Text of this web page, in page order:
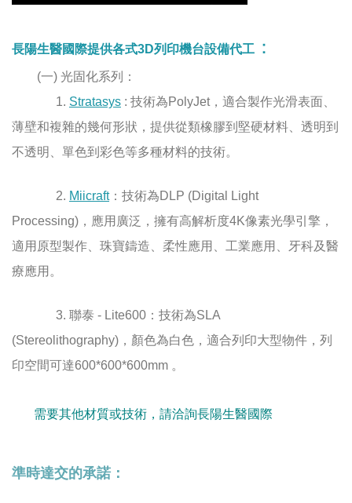
長陽生醫國際提供各式3D列印機台設備代工 ：
(一) 光固化系列：
1. Stratasys : 技術為PolyJet，適合製作光滑表面、
薄壁和複雜的幾何形狀，提供從類橡膠到堅硬材料、透明到
不透明、單色到彩色等多種材料的技術。
2. Miicraft： 技術為DLP (Digital Light
Processing)， 應用廣泛，擁有高解析度4K像素光學引擎，
適用原型製作、珠寶鑄造、柔性應用、工業應用、牙科及醫
療應用。
3. 聯泰 - Lite600： 技術為SLA
(Stereolithography) ，顏色為白色，適合列印大型物件，列
印空間可達600*600*600mm 。
需要其他材質或技術，請洽詢長陽生醫國際
準時達交的承諾：